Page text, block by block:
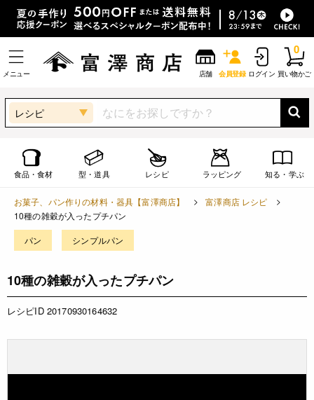
メニュー 店舗 会員登録 ログイン 買い物かご
0
レシピ
食品・食材 型・道具 レシピ ラッピング 知る・学ぶ
お菓子、パン作りの材料・器具【富澤商店】
富澤商店 レシピ
10種の雑穀が入ったプチパン
パン シンプルパン
10種の雑穀が入ったプチパン
レシピID 20170930164632